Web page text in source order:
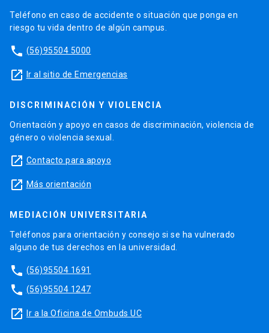
Teléfono en caso de accidente o situación que ponga en
riesgo tu vida dentro de algún campus.
phone (56)95504 5000
launch Ir al sitio de Emergencias
DISCRIMINACIÓN Y VIOLENCIA
Orientación y apoyo en casos de discriminación, violencia de
género o violencia sexual.
launch Contacto para apoyo
launch Más orientación
MEDIACIÓN UNIVERSITARIA
Teléfonos para orientación y consejo si se ha vulnerado
alguno de tus derechos en la universidad.
phone (56)95504 1691
phone (56)95504 1247
launch Ir a la Oficina de Ombuds UC